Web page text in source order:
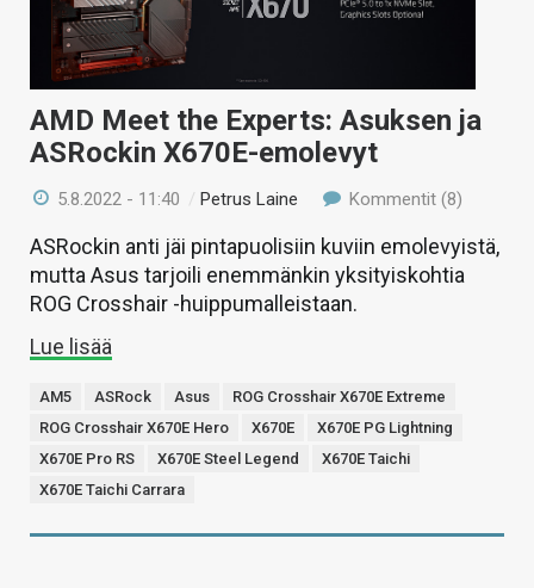
VAIHDA TEEMA
HAKU
AMD Meet the Experts: Asuksen ja
ASRockin X670E-emolevyt
5.8.2022 - 11:40 /Petrus Laine Kommentit (8)
ASRockin anti jäi pintapuolisiin kuviin emolevyistä,
mutta Asus tarjoili enemmänkin yksityiskohtia
ROG Crosshair -huippumalleistaan.
Lue lisää
AM5 ASRock Asus
ROG Crosshair X670E Extreme
ROG Crosshair X670E Hero
X670E
X670E PG Lightning
X670E Pro RS
X670E Steel Legend
X670E Taichi
X670E Taichi Carrara